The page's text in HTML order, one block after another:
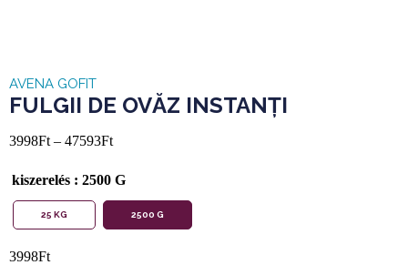
AVENA GOFIT
FULGII DE OVĂZ INSTANȚI
3998Ft – 47593Ft
kiszerelés : 2500 G
25 KG 2500 G
3998Ft